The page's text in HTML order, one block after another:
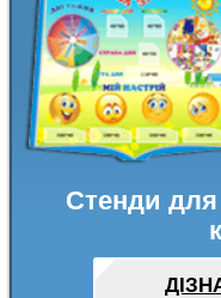
Стенди